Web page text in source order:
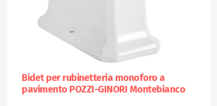
Bidet per rubinetteria monoforo a
pavimento POZZI-GINORI Montebianco